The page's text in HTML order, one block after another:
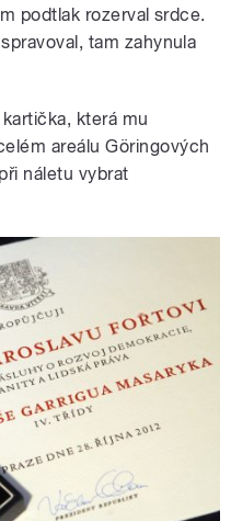
podtlak rozerval srdce.
tam zahynula
která mu
areálu Göringových
náletu vybrat